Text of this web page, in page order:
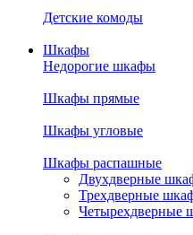
Детские комоды
Шкафы
Недорогие шкафы
Шкафы прямые
Шкафы угловые
Шкафы распашные
Двухдверные
Трехдверные
Четырехдверные